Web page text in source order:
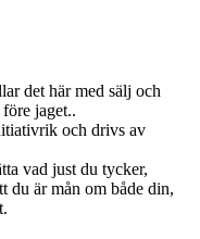
det här med sälj och
jaget..
och drivs av
vad just du tycker,
du är mån om både din,